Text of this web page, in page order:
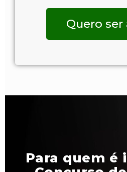
Quero ser
Para quem é